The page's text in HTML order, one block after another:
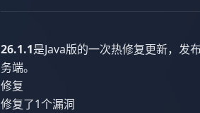
26.1.1是Java版的一次热修复更新，发
务端。
修复
修复了1个漏洞